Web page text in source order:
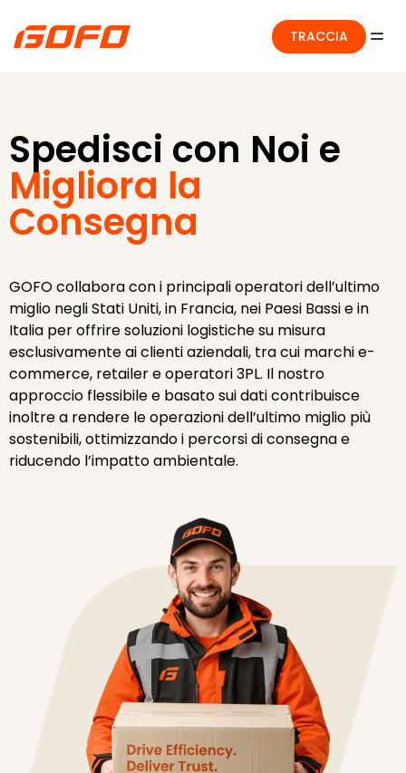
TRACCIA
Spedisci con Noi e
Migliora la
Consegna
GOFO collabora con i principali operatori dell’ultimo
miglio negli Stati Uniti, in Francia, nei Paesi Bassi e in
Italia per offrire soluzioni logistiche su misura
esclusivamente ai clienti aziendali, tra cui marchi e-
commerce, retailer e operatori 3PL. Il nostro
approccio flessibile e basato sui dati contribuisce
inoltre a rendere le operazioni dell’ultimo miglio più
sostenibili, ottimizzando i percorsi di consegna e
riducendo l’impatto ambientale.